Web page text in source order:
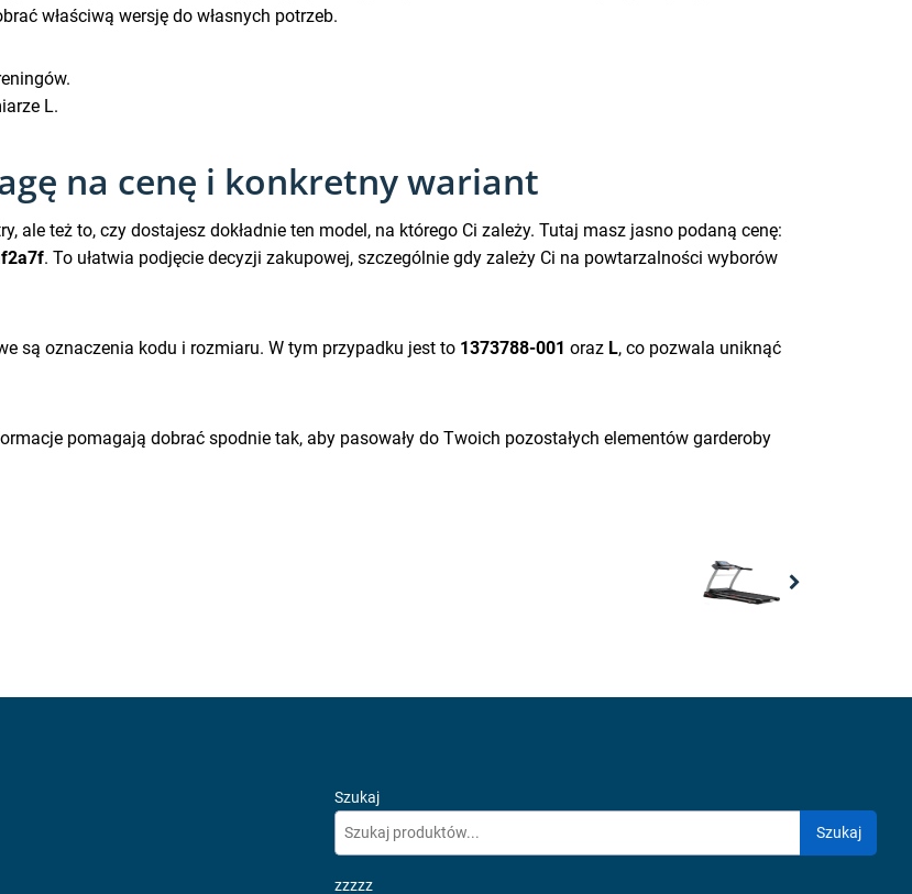
właściwą wersję do własnych potrzeb.
L.
na cenę i konkretny wariant
ale też to, czy dostajesz dokładnie ten model, na którego Ci zależy. Tutaj masz jasno podaną cenę:
. To ułatwia podjęcie decyzji zakupowej, szczególnie gdy zależy Ci na powtarzalności wyborów
są oznaczenia kodu i rozmiaru. W tym przypadku jest to 1373788-001 oraz L, co pozwala uniknąć
pomagają dobrać spodnie tak, aby pasowały do Twoich pozostałych elementów garderoby
Szukaj
Szukaj
zzzzz